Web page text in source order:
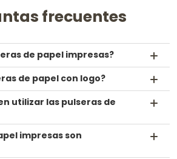
frecuentes
de papel impresas?
de papel con logo?
utilizar las pulseras de
impresas son